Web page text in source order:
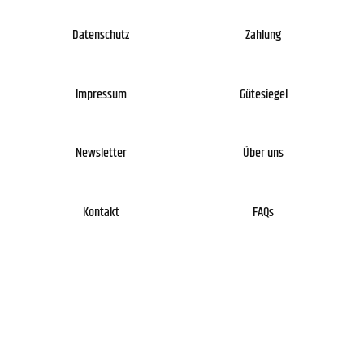
Datenschutz
Impressum
Newsletter
Kontakt
Zahlung
Gütesiegel
Über uns
FAQs